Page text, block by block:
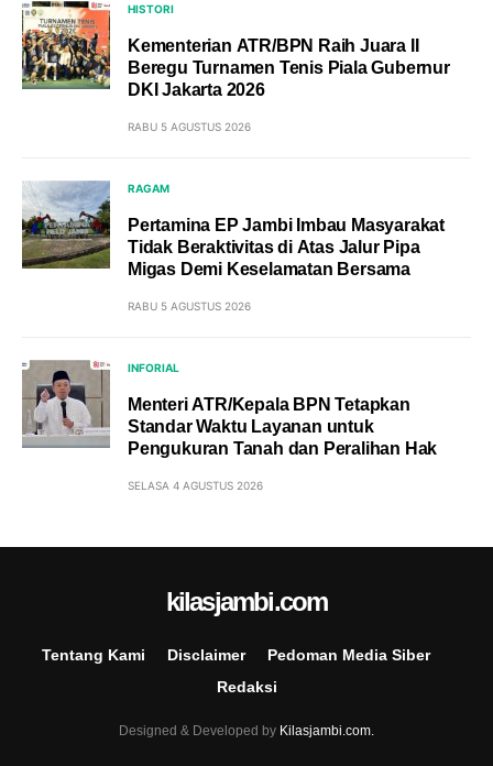
HISTORI
Kementerian ATR/BPN Raih Juara II
Beregu Turnamen Tenis Piala Gubernur
DKI Jakarta 2026
RABU 5 AGUSTUS 2026
RAGAM
Pertamina EP Jambi Imbau Masyarakat
Tidak Beraktivitas di Atas Jalur Pipa
Migas Demi Keselamatan Bersama
RABU 5 AGUSTUS 2026
INFORIAL
Menteri ATR/Kepala BPN Tetapkan
Standar Waktu Layanan untuk
Pengukuran Tanah dan Peralihan Hak
SELASA 4 AGUSTUS 2026
kilasjambi.com
Tentang Kami Disclaimer
Pedoman Media Siber
Redaksi
Designed & Developed by Kilasjambi.com.